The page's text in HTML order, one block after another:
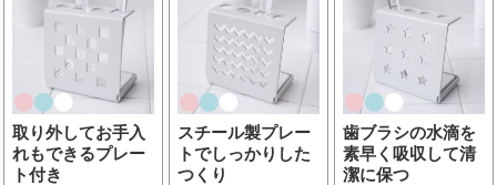
取り外してお手入
れもできるプレー
ト付き
スチール製プレー
トでしっかりした
つくり
歯ブラシの水滴を
素早く吸収して清
潔に保つ